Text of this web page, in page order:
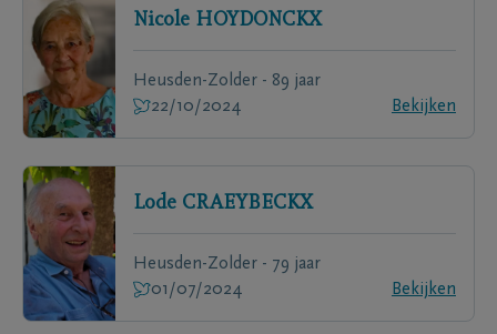
Nicole HOYDONCKX
Heusden-Zolder - 89 jaar
22/10/2024
Bekijken
Lode CRAEYBECKX
Heusden-Zolder - 79 jaar
01/07/2024
Bekijken